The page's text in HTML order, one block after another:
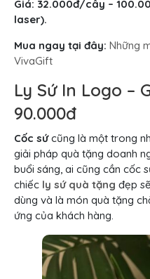
Giá: 32.000đ/cây –
laser).
Mua ngay tại đây: Những
VivaGift
Ly Sứ In Logo –
90.000đ
Cốc sứcũng là một trong
giải pháp quà tặng doanh
buổi sáng, ai cũng cần cốc
chiếc ly sứ quà tặng đẹp
dùng và là món quà tặng
ứng của khách hàng.